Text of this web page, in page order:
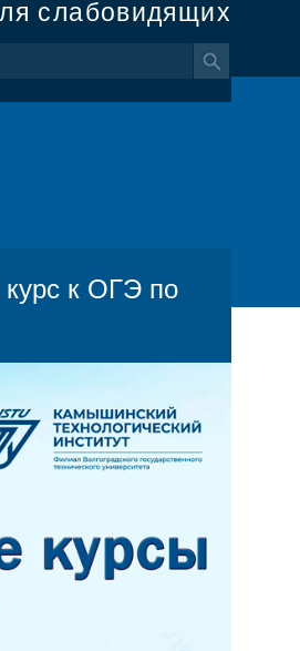
слабовидящих
к ОГЭ по